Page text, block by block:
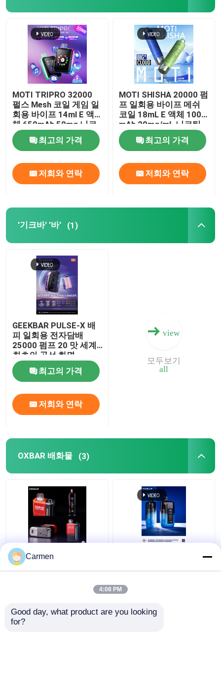
MOTI 와이프
'기크바' '바'
OXBAR 배화물
유웰 와이프
피크바 (PEAKBAR)
HQD 와이프
에플러스
구 학교 와이프
EPE 와이프
VAPORLAX 와이프
ENVA 와이프
OKK 베이프
MOTI TRIPRO 32000
펄스 Mesh 코일 게임 일
회용 바이프 14ml E 액
체 650mAh 50mg 니코
틴
최고의 가격
저희와 연락
MOTI SHISHA 20000 펌
프 일회용 바이프 메쉬
코일 18mL E 액체 1000
mAh 20mg/mL 니코틴
타입-C
최고의 가격
저희와 연락
'기크바' '바' (1)
GEEKBAR PULSE-X 배
피 일회용 전자담배
25000 펌프 20 맛 세계
최초의 곡선 화면
최고의 가격
저희와 연락
view
all
모두보기
OXBAR 배화물 (3)
OXBAR MAGIC MAZE2
일회용 바이프 30000 파
Carmen
4:08 PM
Good day, what product are you looking
for?